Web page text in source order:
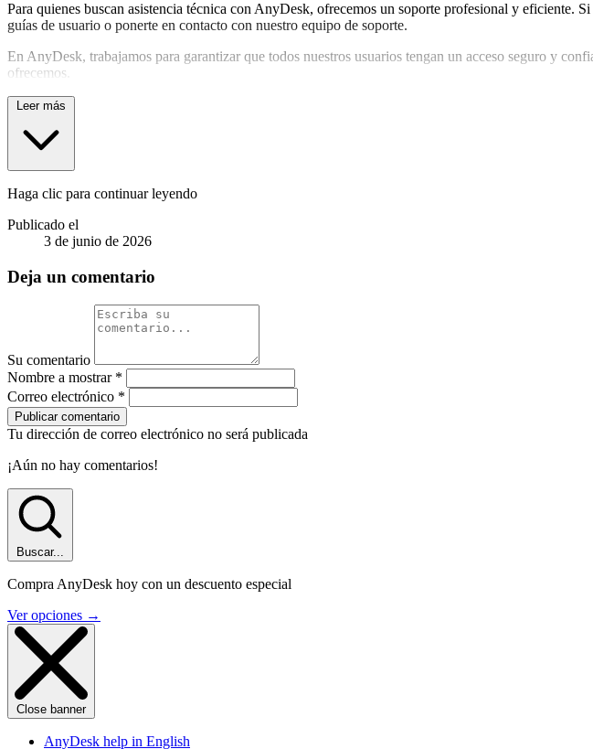
Para quienes buscan asistencia técnica con AnyDesk, ofrecemos un soporte profesional y eficiente.
guías de usuario o ponerte en contacto con nuestro equipo de soporte.
En AnyDesk, trabajamos para garantizar que todos nuestros usuarios tengan un acceso seguro y
ofrecemos.
Leer más
Haga clic para continuar leyendo
Publicado el
3 de junio de 2026
Deja un comentario
Su comentario
Nombre a mostrar *
Correo electrónico *
Publicar comentario
Tu dirección de correo electrónico no será publicada
¡Aún no hay comentarios!
Buscar...
Compra AnyDesk hoy con un descuento especial
Ver opciones →
Close banner
AnyDesk help in English